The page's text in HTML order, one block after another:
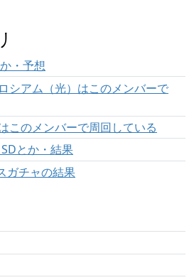
・予想
シアム（光）はこのメンバーで
このメンバーで周回している
とか・結果
ガチャの結果